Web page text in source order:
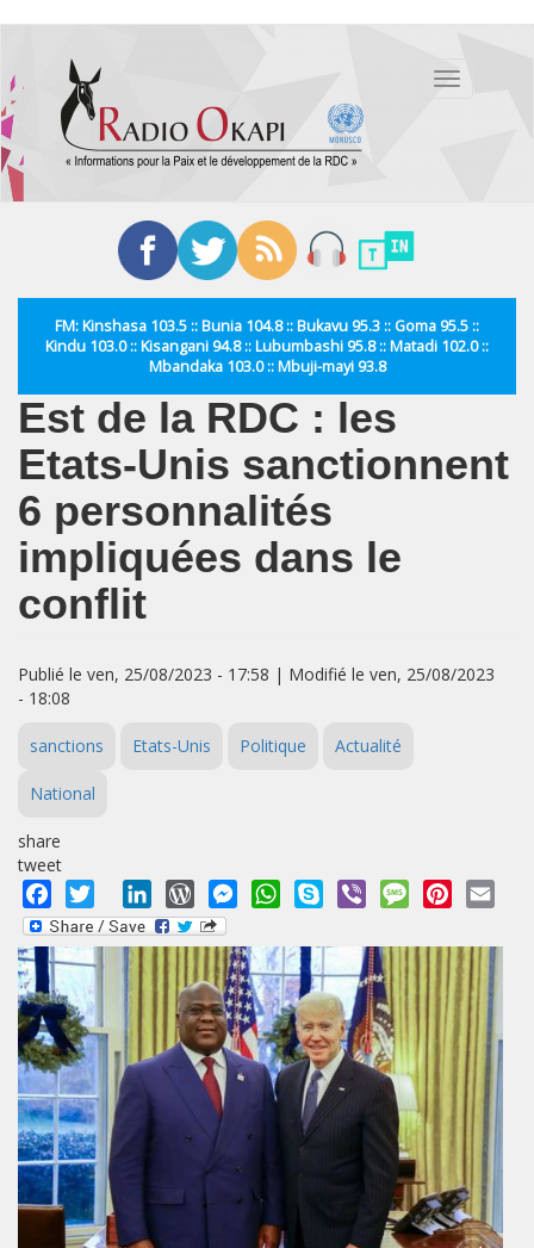
contenu
principal
Toggle
FM: Kinshasa 103.5 :: Bunia 104.8 :: Bukavu 95.3 :: Goma 95.5 ::
Kindu 103.0 :: Kisangani 94.8 :: Lubumbashi 95.8 :: Matadi 102.0 ::
Mbandaka 103.0 :: Mbuji-mayi 93.8
Est de la RDC : les
Etats-Unis sanctionnent
6 personnalités
impliquées dans le
conflit
Publié le ven, 25/08/2023 - 17:58 | Modifié le ven, 25/08/2023
- 18:08
sanctions Etats-Unis Politique Actualité
National
share
tweet
Facebook
Twitter LinkedInWordPressMessengerWhatsApp
Skype Viber MessagePinterest